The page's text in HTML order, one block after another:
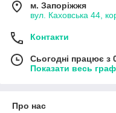
саліцилову кислоту
боротьби з зайвим
Хочете позбутися
купити глиняну маску з
компанії «Bioactive
дасть змогу глибоко
м. Запоріжжя
вул. Каховська 44,
Контакти
Сьогодні працює з
Показати весь
Про нас